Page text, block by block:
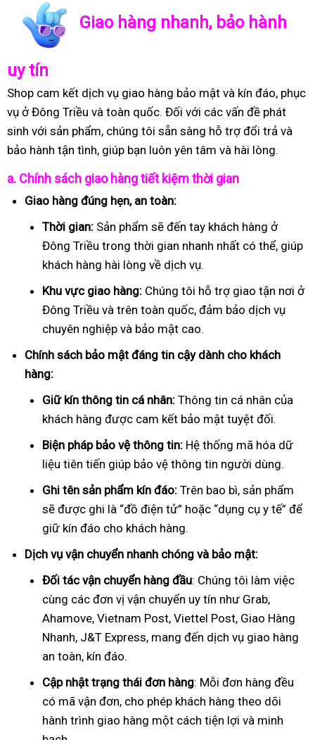
Giao hàng nhanh, bảo hành
uy tín
Shop cam kết dịch vụ giao hàng bảo mật và kín đáo, phục
vụ ở Đông Triều và toàn quốc. Đối với các vấn đề phát
sinh với sản phẩm, chúng tôi sẵn sàng hỗ trợ đổi trả và
bảo hành tận tình, giúp bạn luôn yên tâm và hài lòng.
a. Chính sách giao hàng tiết kiệm thời gian
Giao hàng đúng hẹn, an toàn:
Thời gian: Sản phẩm sẽ đến tay khách hàng ở
Đông Triều trong thời gian nhanh nhất có thể, giúp
khách hàng hài lòng về dịch vụ.
Khu vực giao hàng: Chúng tôi hỗ trợ giao tận nơi ở
Đông Triều và trên toàn quốc, đảm bảo dịch vụ
chuyên nghiệp và bảo mật cao.
Chính sách bảo mật đáng tin cậy dành cho khách
hàng:
Giữ kín thông tin cá nhân: Thông tin cá nhân của
khách hàng được cam kết bảo mật tuyệt đối.
Biện pháp bảo vệ thông tin: Hệ thống mã hóa dữ
liệu tiên tiến giúp bảo vệ thông tin người dùng.
Ghi tên sản phẩm kín đáo: Trên bao bì, sản phẩm
sẽ được ghi là “đồ điện tử” hoặc “dụng cụ y tế” để
giữ kín đáo cho khách hàng.
Dịch vụ vận chuyển nhanh chóng và bảo mật:
Đối tác vận chuyển hàng đầu: Chúng tôi làm việc
cùng các đơn vị vận chuyển uy tín như Grab,
Ahamove, Vietnam Post, Viettel Post, Giao Hàng
Nhanh, J&T Express, mang đến dịch vụ giao hàng
an toàn, kín đáo.
Cập nhật trạng thái đơn hàng: Mỗi đơn hàng đều
có mã vận đơn, cho phép khách hàng theo dõi
hành trình giao hàng một cách tiện lợi và minh